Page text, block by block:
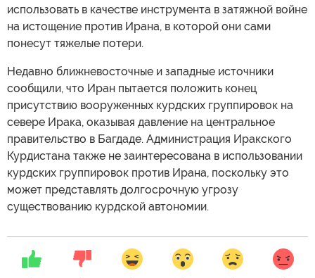
использовать в качестве инструмента в затяжной войне
на истощение против Ирана, в которой они сами
понесут тяжелые потери.
Недавно ближневосточные и западные источники
сообщили, что Иран пытается положить конец
присутствию вооруженных курдских группировок на
севере Ирака, оказывая давление на центральное
правительство в Багдаде. Администрация Иракского
Курдистана также не заинтересована в использовании
курдских группировок против Ирана, поскольку это
может представлять долгосрочную угрозу
существованию курдской автономии.